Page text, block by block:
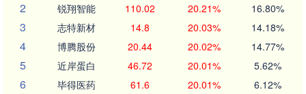
2 锐翔智能 110.02 20.21% 16.80%
3 志特新材 14.8 20.03% 14.18%
4 博腾股份 20.44 20.02% 14.77%
5 近岸蛋白 46.72 20.01% 5.62%
6 毕得医药 61.6 20.01% 6.12%